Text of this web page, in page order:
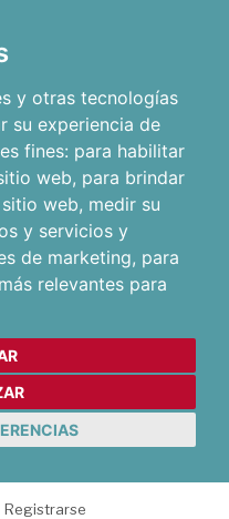
y otras tecnologías
su experiencia de
fines: para habilitar
web, para brindar
web, medir su
y servicios y
de marketing, para
relevantes para
Registrarse